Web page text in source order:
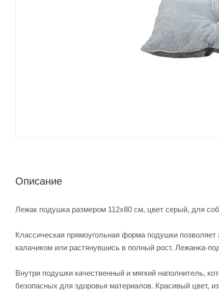
Описание
Лежак подушка размером 112х80 см, цвет серый, для
Классическая прямоугольная форма подушки
калачиком или растянувшись в полный рост. Лежанка-
Внутри подушки качественный и мягкий наполнитель,
безопасных для здоровья материалов. Красивый цвет,